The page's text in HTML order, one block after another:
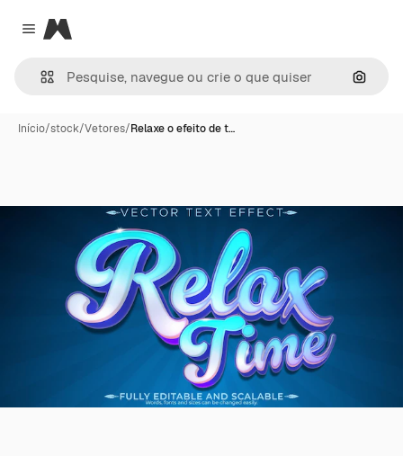
Close menu
Magnific
Início/stock/Vetores/Relaxe o efeito de t…